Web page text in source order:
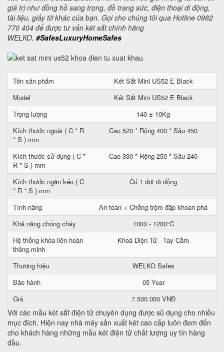
giá trị như đồng hồ sang trọng, đồ trang sức, điện thoại di động,
tài liệu, giấy tờ khác của bạn. Gọi cho chúng tôi qua Hotline 0982
770 404 để được tư vấn két sắt chính hãng
WELKO. #SafesLuxuryHomeSafes
Tên sản phẩm
Két Sắt Mini US52 E Black
Model
Két Sắt Mini US52 E Black
Trọng lượng
140 ± 10Kg
Kích thước ngoài ( C * R
* S ) mm
Cao 520 * Rộng 400 * Sâu 450
Kích thước sử dụng ( C *
R * S ) mm
Cao 330 * Rộng 250 * Sâu 240
Kích thước ngăn kéo ( C
* R * S ) mm
Có 1 đợt di động
Tính năng
An toàn + Chống trộm đập khoan phá
Khả năng chống cháy
1000 - 1200°C
Hệ thống khóa liên hoàn
thông minh
Khoá Điện Tử - Tay Cầm
Thương hiệu
WELKO Safes
Bảo hành
05 Year
Giá
7.500.000 VNĐ
Với các mẫu két sắt điện tử chuyên dụng được sủ dụng cho nhiều
mục đích. Hiện nay nhà máy sản xuất két cao cấp luôn đem đến
cho khách hàng những mẫu két điện tử chất lượng uy tín hàng
đầu.